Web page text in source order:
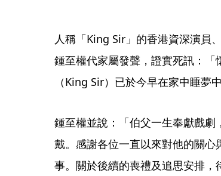
人稱「King Sir」的香港資深演員
鍾至權代家屬發聲，證實死訊：
（King Sir）已於今早在家中睡夢
鍾至權並說：「伯父一生奉獻戲
戴。感謝各位一直以來對他的關
事。關於後續的喪禮及追思安排